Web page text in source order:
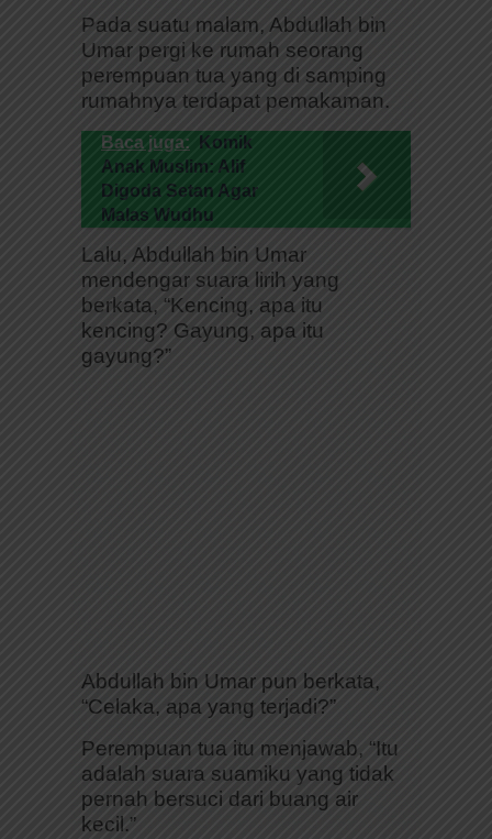
Pada suatu malam, Abdullah bin
Umar pergi ke rumah seorang
perempuan tua yang di samping
rumahnya terdapat pemakaman.
Baca juga:
Komik
Anak Muslim: Alif
Digoda Setan Agar
Malas Wudhu
Lalu, Abdullah bin Umar
mendengar suara lirih yang
berkata, “Kencing, apa itu
kencing? Gayung, apa itu
gayung?”
Abdullah bin Umar pun berkata,
“Celaka, apa yang terjadi?”
Perempuan tua itu menjawab, “Itu
adalah suara suamiku yang tidak
pernah bersuci dari buang air
kecil.”